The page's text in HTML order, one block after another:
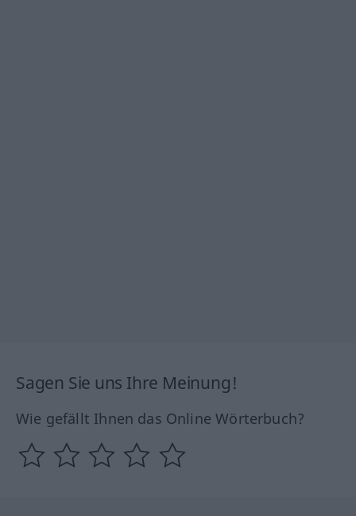
Sagen Sie uns Ihre Meinung!
Wie gefällt Ihnen das Online Wörterbuch?